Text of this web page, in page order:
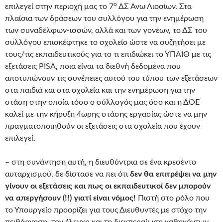
επιλεγεί στην περιοχή μας το 7ο ΔΣ Άνω Λιοσίων. Στα
πλαίσια των δράσεων του συλλόγου για την ενημέρωση
των συναδέλφων-ισσών, αλλά και των γονέων, το ΔΣ του
συλλόγου επισκέφτηκε το σχολείο ώστε να συζητήσει με
τους/τις εκπαιδευτικούς για το τι επιδιώκει το ΥΠΑΙΘ με τις
εξετάσεις PISA, ποια είναι τα διεθνή δεδομένα που
αποτυπώνουν τις συνέπειες αυτού του τύπου των εξετάσεων
στα παιδιά και στα σχολεία και την ενημέρωση για την
στάση στην οποία τόσο ο σύλλογός μας όσο και η ΔΟΕ
καλεί με την κήρυξη 4ωρης στάσης εργασίας ώστε να μην
πραγματοποιηθούν οι εξετάσεις στα σχολεία που έχουν
επιλεγεί.
– στη συνάντηση αυτή, η διευθύντρια σε ένα κρεσέντο
αυταρχισμού, δε δίστασε να πει ότι δεν θα επιτρέψει να μην
γίνουν οι εξετάσεις και πως οι εκπαιδευτικοί δεν μπορούν
να απεργήσουν (!!) γιατί είναι νόμος! Πιστή στο ρόλο που
το Υπουργείο προορίζει για τους Διευθυντές με στόχο την